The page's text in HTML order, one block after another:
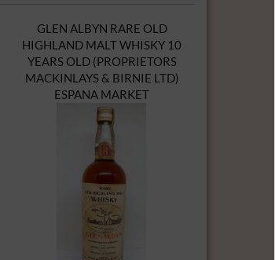
GLEN ALBYN RARE OLD
HIGHLAND MALT WHISKY 10
YEARS OLD (PROPRIETORS
MACKINLAYS & BIRNIE LTD)
ESPANA MARKET